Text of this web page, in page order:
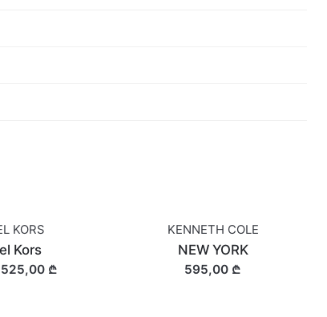
KORS
Kors
₾
KENNETH COLE
NEW YORK
595,00 ₾